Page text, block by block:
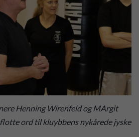
Henning Wirenfeld og MArgit
ord til kluybbens nykårede jyske